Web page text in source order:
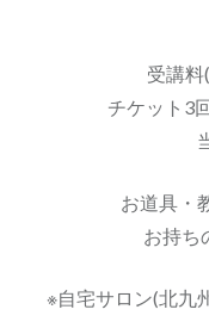
受講
チケット3
お道具・
お持ち
※自宅サロン(北九